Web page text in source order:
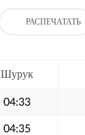
РАСПЕЧАТАТЬ
Шурук
04:33
04:35